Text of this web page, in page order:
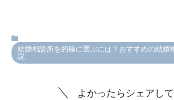
結婚相談所を的確に選ぶには？おすすめの結婚
説
よかったらシェアして